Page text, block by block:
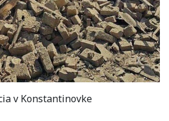
v Konstantinovke